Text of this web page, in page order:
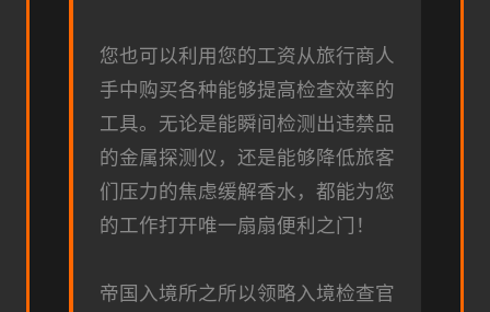
您也可以利用您的工资从旅行商人
手中购买各种能够提高检查效率的
工具。无论是能瞬间检测出违禁品
的金属探测仪，还是能够降低旅客
们压力的焦虑缓解香水，都能为您
的工作打开唯一扇扇便利之门！
帝国入境所之所以领略入境检查官